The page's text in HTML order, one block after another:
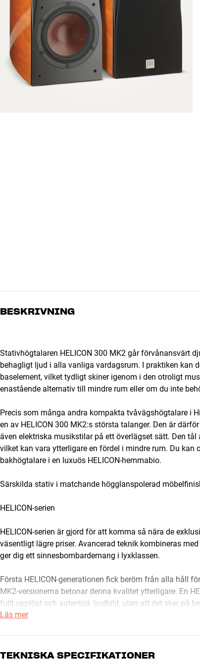
BESKRIVNING
Stativhögtalaren HELICON 300 MK2 går förvånansvärt
behagligt ljud i alla vanliga vardagsrum. I praktiken kan
baselement, vilket tydligt skiner igenom i den otroligt
enastående alternativ till mindre rum eller om du inte
Precis som många andra kompakta tvåvägshögtalare i
en av HELICON 300 MK2:s största talanger. Den är
även elektriska musikstilar på ett överlägset sätt. Den
vilket kan vara ytterligare en fördel i mindre rum. Du kan
bakhögtalare i en luxuös HELICON-hemmabio.
Särskilda stativ i matchande högglanspolerad
HELICON-serien
HELICON-serien är gjord för att komma så nära de
väsentligt lägre priser. Avancerad teknik kombineras
ger dig ett sinnesbombardemang i lyxklassen.
Första HELICON-generationen fick beröm från alla håll
MK2-versionerna betonar denna kvalitet ytterligare. En
fullt upplöst och autentisk ljudbild, utan att det sker på
högtalare med finish och ljudkvalitet på tvättäkta High
Ännu högre kvalitet
Läs mer
TEKNISKA SPECIFIKATIONER